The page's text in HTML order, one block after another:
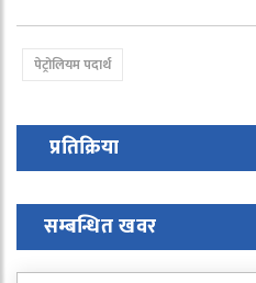
पेट्रोलियम पदार्थ
प्रतिक्रिया
सम्बन्धित खवर